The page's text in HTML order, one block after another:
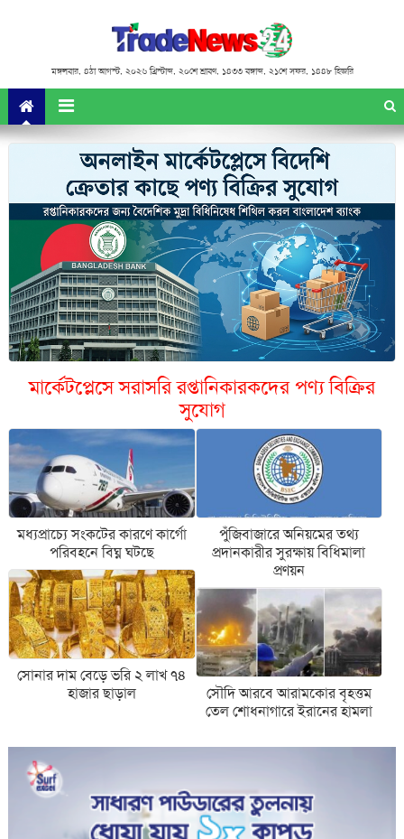
মঙ্গলবার, ৪ঠা আগস্ট, ২০২৬ খ্রিস্টাব্দ, ২০শে শ্রাবণ, ১৪৩৩ বঙ্গাব্দ, ২১শে সফর, ১৪৪৮ হিজরি
মধ্যপ্রাচ্যে সংকটের কারণে কার্গো
পরিবহনে বিঘ্ন ঘটছে
সোনার দাম বেড়ে ভরি ২ লাখ ৭৪
হাজার ছাড়াল
মার্কেটপ্লেসে সরাসরি রপ্তানিকারকদের পণ্য বিক্রির
সুযোগ
পুঁজিবাজারে অনিয়মের তথ্য
প্রদানকারীর সুরক্ষায় বিধিমালা
প্রণয়ন
সৌদি আরবে আরামকোর বৃহত্তম
তেল শোধনাগারে ইরানের হামলা